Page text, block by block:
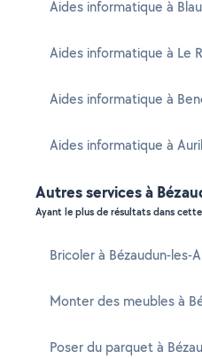
Aides informatique à
Aides informatique à Le
Aides informatique à
Aides informatique à
Autres services à
Ayant le plus de résultats dans
Bricoler à Bézaudun-les-
Monter des meubles à
Poser du parquet à